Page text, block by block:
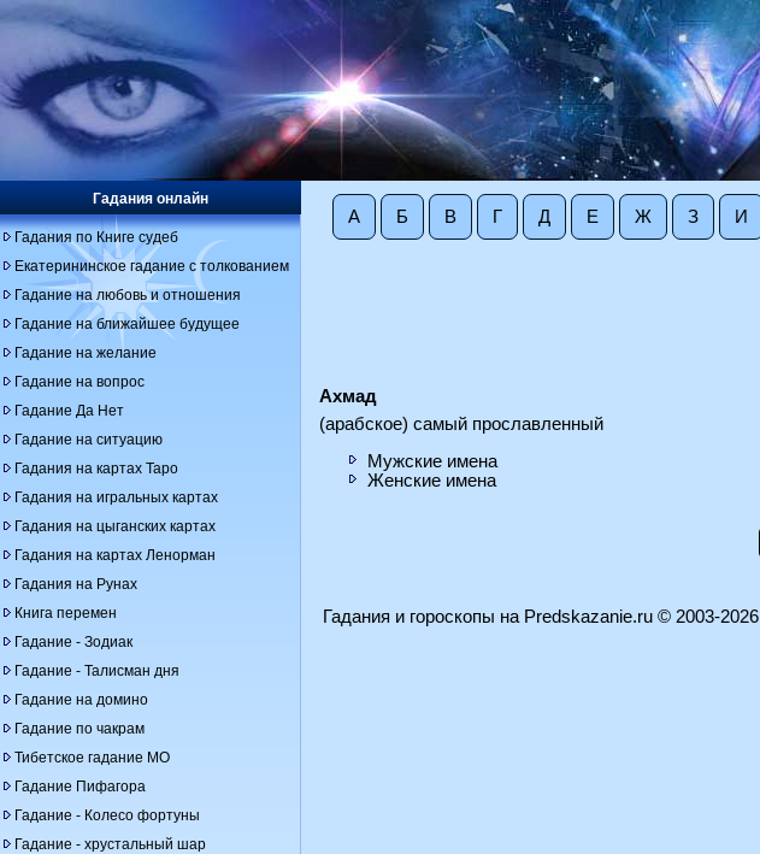
А Б В Г Д Е Ж З И
Ахмад
(арабское) самый прославленный
Мужские имена
Женские имена
Гадания онлайн
Гадания по Книге судеб
Екатерининское гадание с толкованием
Гадание на любовь и отношения
Гадание на ближайшее будущее
Гадание на желание
Гадание на вопрос
Гадание Да Нет
Гадание на ситуацию
Гадания на картах Таро
Гадания на игральных картах
Гадания на цыганских картах
Гадания на картах Ленорман
Гадания на Рунах
Книга перемен
Гадание - Зодиак
Гадание - Талисман дня
Гадание на домино
Гадание по чакрам
Тибетское гадание МО
Гадание Пифагора
Гадание - Колесо фортуны
Гадание - хрустальный шар
Гадания и гороскопы на Predskazanie.ru© 2003-2026